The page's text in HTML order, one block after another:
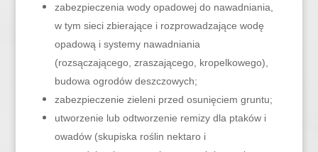
zabezpieczenia wody opadowej do nawadniania,
w tym sieci zbierające i rozprowadzające wodę
opadową i systemy nawadniania
(rozsączającego, zraszającego, kropelkowego),
budowa ogrodów deszczowych;
zabezpieczenie zieleni przed osunięciem gruntu;
utworzenie lub odtworzenie remizy dla ptaków i
owadów (skupiska roślin nektaro i